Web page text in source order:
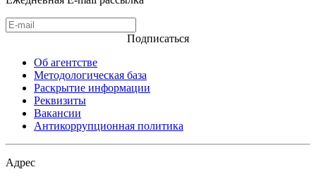
Подписаться
Об агентстве
Методологическая база
Раскрытие информации
Реквизиты
Вакансии
Антикоррупционная политика
Адрес